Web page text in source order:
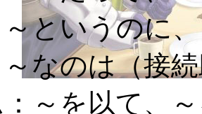
～というのに
～なのは（接
～を以て、